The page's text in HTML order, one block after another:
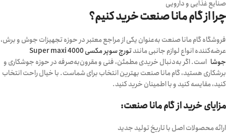
صنایع غذایی و دارویی
چرا از گام مانا صنعت خرید کنیم؟
فروشگاه گام مانا صنعت به‌عنوان یکی از مراجع معتبر در حوزه تجهیزات جوش و برش،
عرضه‌کننده انواع لوازم جانبی مانند
تورچ سوپر مکسی 4000 Super maxi
جوشا است. اگر به‌دنبال خریدی مطمئن، فنی و مقرون‌به‌صرفه در حوزه جوشکاری و
برشکاری هستید، گام مانا صنعت بهترین انتخاب برای شماست. با خیال راحت انتخاب
کنید، مقایسه کنید و با اطمینان خرید کنید.
مزایای خرید از گام مانا صنعت:
ارائه محصولات اصل با تاریخ تولید جدید